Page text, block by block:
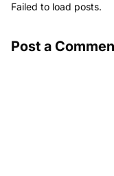
Failed to load posts.
Post a